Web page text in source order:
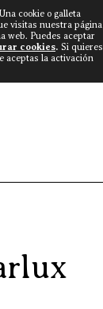
cookie o galleta
visitas nuestra página
web. Puedes aceptar
cookies. Si quieres
aceptas la activación